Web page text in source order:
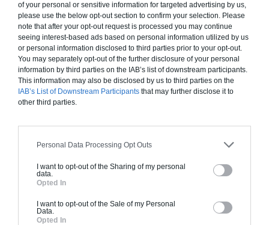
of your personal or sensitive information for targeted advertising by us,
please use the below opt-out section to confirm your selection. Please
note that after your opt-out request is processed you may continue
seeing interest-based ads based on personal information utilized by us
or personal information disclosed to third parties prior to your opt-out.
You may separately opt-out of the further disclosure of your personal
information by third parties on the IAB’s list of downstream participants.
This information may also be disclosed by us to third parties on the
IAB’s List of Downstream Participants that may further disclose it to
other third parties.
Personal Data Processing Opt Outs
I want to opt-out of the Sharing of my personal
data.
Opted In
I want to opt-out of the Sale of my Personal
Data.
Opted In
À partir de
883 000€ TTC
Je la veux !
Construction BBC
Chiffrage estimatif pour : Fondations et normes
standards. Construction en bloc coffrant isolant
(RT 2020). Finitions haut de gamme. Le prix "clé
en main" inclut le gros oeuvre et le second
oeuvre (cuisine, peinture, sols...), mais exclut